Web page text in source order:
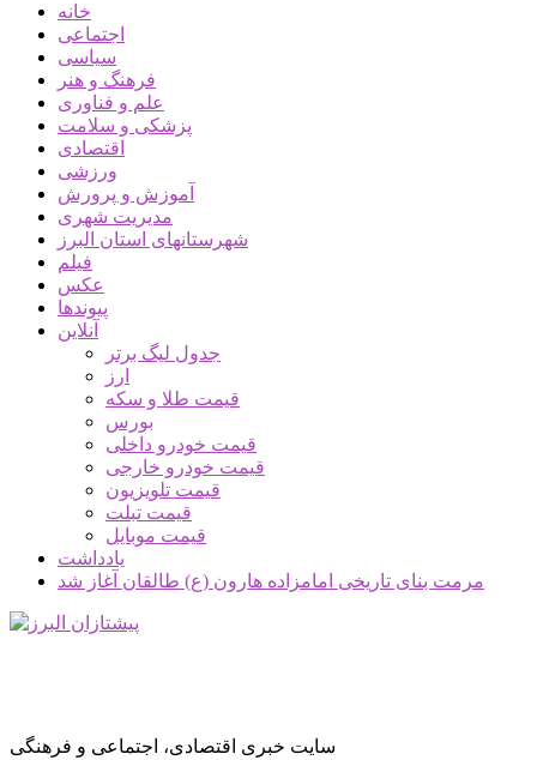
خانه
اجتماعی
سیاسی
فرهنگ و هنر
علم و فناوری
پزشکی و سلامت
اقتصادی
ورزشی
آموزش و پرورش
مدیریت شهری
شهرستانهای استان البرز
فیلم
عکس
پیوندها
آنلاین
جدول لیگ برتر
ارز
قیمت طلا و سکه
بورس
قیمت خودرو داخلی
قیمت خودرو خارجی
قیمت تلویزیون
قیمت تبلت
قیمت موبایل
یادداشت
مرمت بنای تاریخی امامزاده هارون (ع) طالقان آغاز شد
سایت خبری اقتصادی، اجتماعی و فرهنگی